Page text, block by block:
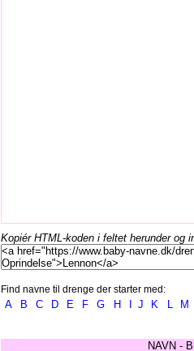
Kopiér HTML-koden i feltet herunder
Find navne til drenge der starter med:
A B C D E F G H J K L M
NAVN -